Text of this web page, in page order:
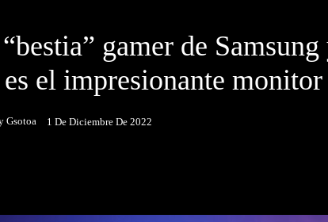
gamer de
es el impresionante
Gsotoa 1 De Diciembre De 2022